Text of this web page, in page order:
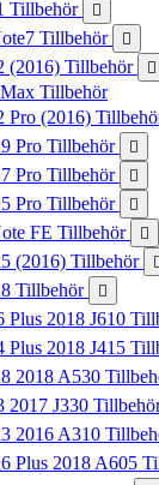
Tillbehör 
Tillbehör 
(2016) Tillbehör 
Tillbehör
Pro (2016)
Pro Tillbehör 
Pro Tillbehör 
Pro Tillbehör 
FE Tillbehör 
(2016) Tillbehör 
Tillbehör 
Plus 2018 J610
Plus 2018 J415
2018 A530
2017 J330
2016 A310
Plus 2018 A605